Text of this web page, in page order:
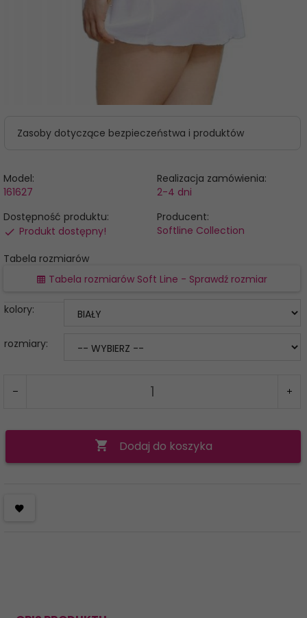
Zasoby dotyczące bezpieczeństwa i produktów
Model:
161627
Realizacja zamówienia:
2-4 dni
Dostępność produktu:
Produkt dostępny!
Producent:
Softline Collection
Tabela rozmiarów
Tabela rozmiarów Soft Line - Sprawdź rozmiar
kolory:
rozmiary:
Dodaj do koszyka